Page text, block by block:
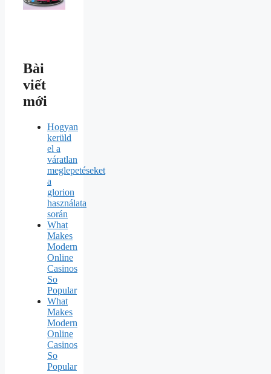
Bài
viết
mới
Hogyan
kerüld
el a
váratlan
meglepetéseket
a
glorion
használata
során
What
Makes
Modern
Online
Casinos
So
Popular
What
Makes
Modern
Online
Casinos
So
Popular